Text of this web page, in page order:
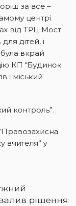
за все –
центрі
від ТРЦ Мост
для дітей, і
була вкрай
КП “Будинок
і міський
контроль”.
вчителя” у
рішення: